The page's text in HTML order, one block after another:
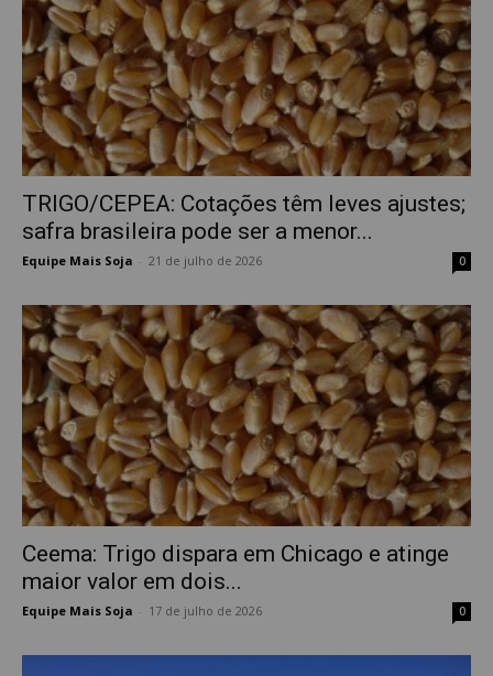
TRIGO/CEPEA: Cotações têm leves ajustes;
safra brasileira pode ser a menor...
Equipe Mais Soja 21 de julho de 2026 0
Ceema: Trigo dispara em Chicago e atinge
maior valor em dois...
Equipe Mais Soja 17 de julho de 2026 0